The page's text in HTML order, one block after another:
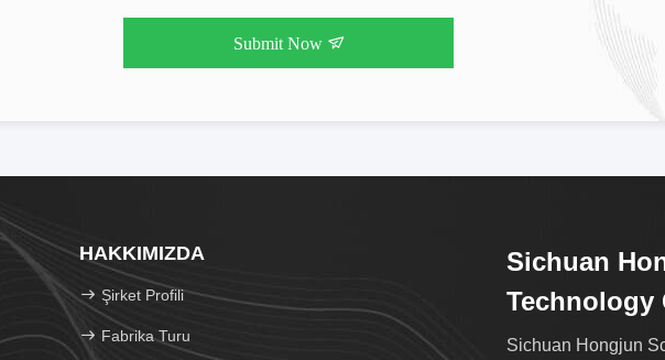
Submit Now
HAKKIMIZDA
Şirket Profili
Fabrika Turu
Sichuan
Technology
Sichuan Hongjun